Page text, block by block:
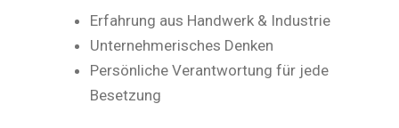
Erfahrung aus Handwerk & Industrie
Unternehmerisches Denken
Persönliche Verantwortung für jede
Besetzung